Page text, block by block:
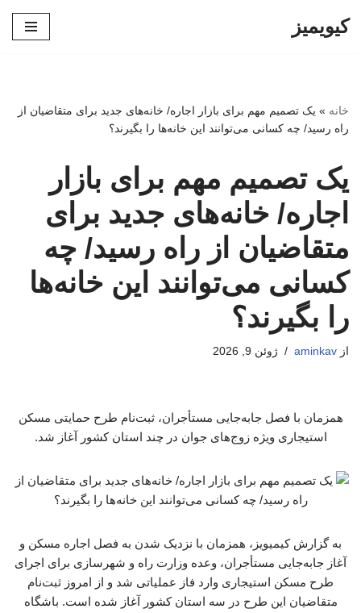
کیویمیز
خانه » یک تصمیم مهم برای بازار اجاره/ خانه‌های جدید برای متقاضیان از
راه رسید/ چه کسانی می‌توانند این خانه‌ها را بگیرند؟
یک تصمیم مهم برای بازار
اجاره/ خانه‌های جدید برای
متقاضیان از راه رسید/ چه
کسانی می‌توانند این خانه‌ها
را بگیرند؟
از aminkav ژوئن 9, 2026
همزمان با فصل جابه‌جایی مستأجران، ثبت‌نام طرح حمایتی مسکن
استیجاری ویژه زوج‌های جوان در چند استان کشور آغاز شد.
به گزارش کیمیویز، همزمان با نزدیک شدن به فصل اجاره مسکن و
آغاز جابه‌جایی مستأجران، وعده وزارت راه و شهرسازی برای اجرای
طرح مسکن استیجاری وارد فاز عملیاتی شد و از امروز ثبت‌نام
متقاضیان این طرح در سه استان کشور آغاز شده است. باشگاه